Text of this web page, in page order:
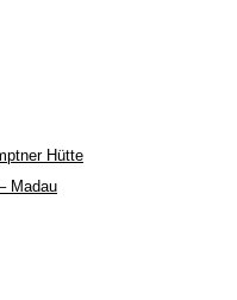
Hütte
Madau